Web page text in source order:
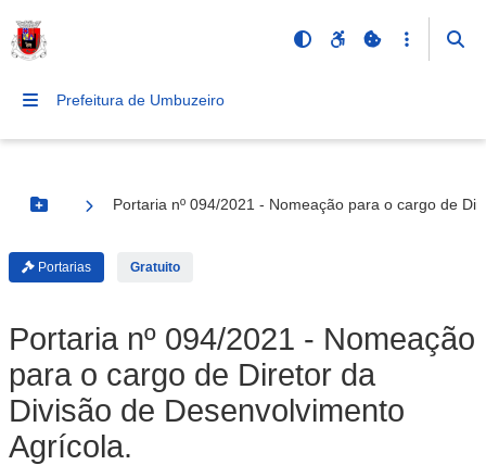
Prefeitura de Umbuzeiro
Botão Menu
Portaria nº 094/2021 - Nomeação para o cargo de
Portarias Gratuito
Portaria nº 094/2021 - Nomeação
para o cargo de Diretor da
Divisão de Desenvolvimento
Agrícola.